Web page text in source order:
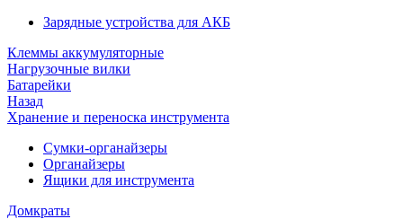
Зарядные устройства для АКБ
Клеммы аккумуляторные
Нагрузочные вилки
Батарейки
Назад
Хранение и переноска инструмента
Сумки-органайзеры
Органайзеры
Ящики для инструмента
Домкраты